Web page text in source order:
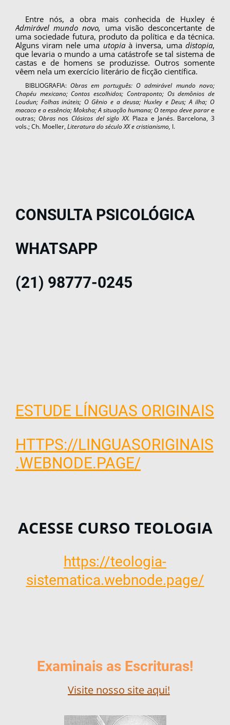
Entre nós, a obra mais conhecida de Huxley é
Admirável mundo novo, uma visão desconcertante de
uma sociedade futura, produto da política e da técnica.
Alguns viram nele uma utopia à inversa, uma distopia,
que levaria o mundo a uma catás­trofe se tal sistema de
castas e de homens se pro­duzisse. Outros somente
vêem nela um exercício literário de ficção científica.
BIBLIOGRAFIA:Obras em português: O admirável mundo novo;
Chapéu mexicano; Contos escolhidos; Contraponto; Os demônios de
Loudun; Folhas inúteis; O Gênio e a deusa; Huxley e Deus; A ilha; O
macaco e a es­sência; Moksha; A situação humana; O tempo deve parare
outras; Obrasnos Clásicos del siglo XX. Plaza e Janés. Bar­celona, 3
vols.; Ch. Moeller,Literatura do século XX e cris­tianismo, I.
CONSULTA PSICOLÓGICA
WHATSAPP
(21) 98777-0245
ESTUDE LÍNGUAS ORIGINAIS
HTTPS://LINGUASORIGINAIS
.WEBNODE.PAGE/
ACESSE CURSO TEOLOGIA
https://teologia-
sistematica.webnode.page/
Examinais as Escrituras!
Visite nosso site aqui!